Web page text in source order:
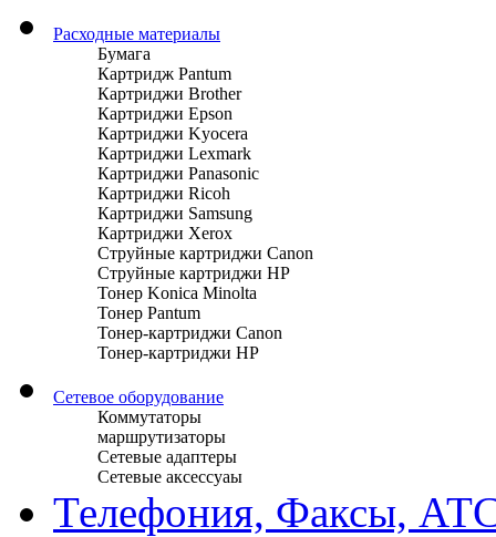
Расходные материалы
Бумага
Картридж Pantum
Картриджи Brother
Картриджи Epson
Картриджи Kyocera
Картриджи Lexmark
Картриджи Panasonic
Картриджи Ricoh
Картриджи Samsung
Картриджи Xerox
Струйные картриджи Canon
Струйные картриджи HP
Тонер Konica Minolta
Тонер Pantum
Тонер-картриджи Canon
Тонер-картриджи HP
Сетевое оборудование
Коммутаторы
маршрутизаторы
Сетевые адаптеры
Сетевые аксессуаы
Телефония, Факсы,